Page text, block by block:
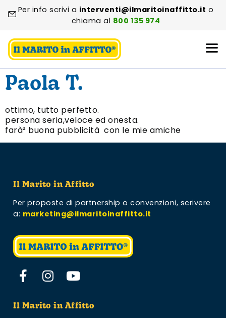
Per info scrivi a interventi@ilmaritoinaffitto.it o
chiama al 800 135 974
Paola T.
ottimo, tutto perfetto.
persona seria,veloce ed onesta.
farà² buona pubblicità con le mie amiche
Il Marito in Affitto
Per proposte di partnership o convenzioni, scrivere
a: marketing@ilmaritoinaffitto.it
Il Marito in Affitto